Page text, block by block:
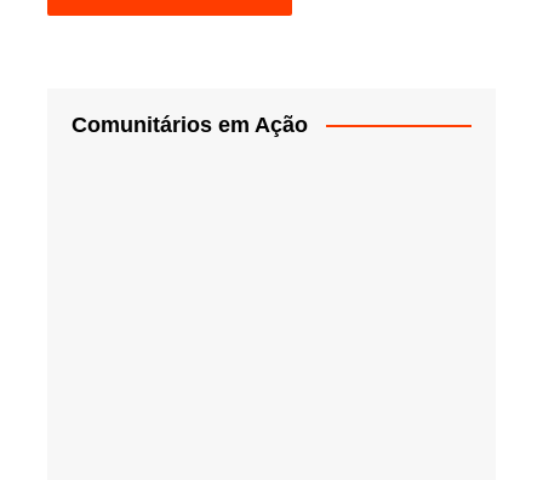
Comunitários em Ação